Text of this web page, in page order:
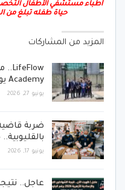
أطباء مستشفي الأطفال
حياة طفله تبلغ من العمر
المزيد من المشاركات
Academy يوظّف…
يونيو 27, 2026
ضربة قاضية
يونيو 17, 2026
عاجل..